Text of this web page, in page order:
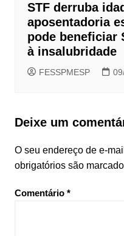
STF derruba
aposentadoria
pode beneficiar
à insalubridade
FESSPMESP
Deixe um
O seu endereço de e-
obrigatórios são
Comentário *